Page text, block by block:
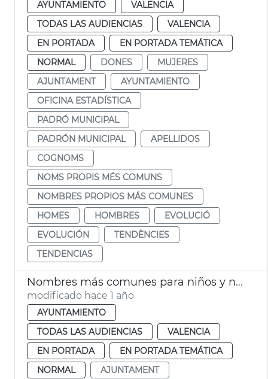
AYUNTAMIENTO
VALENCIA
TODAS LAS AUDIENCIAS
VALENCIA
EN PORTADA
EN PORTADA TEMÁTICA
NORMAL
DONES
MUJERES
AJUNTAMENT
AYUNTAMIENTO
OFICINA ESTADÍSTICA
PADRÓ MUNICIPAL
PADRÓN MUNICIPAL
APELLIDOS
COGNOMS
NOMS PROPIS MÉS COMUNS
NOMBRES PROPIOS MÁS COMUNES
HOMES
HOMBRES
EVOLUCIÓ
EVOLUCIÓN
TENDÈNCIES
TENDENCIAS
Nombres más comunes para niños y niñas nacidos 2024 Vlc
modificado hace 1 año
AYUNTAMIENTO
TODAS LAS AUDIENCIAS
VALENCIA
EN PORTADA
EN PORTADA TEMÁTICA
NORMAL
AJUNTAMENT